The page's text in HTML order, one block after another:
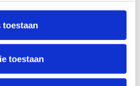
toestaan
toestaan